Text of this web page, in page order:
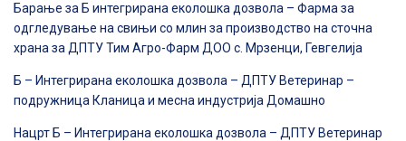
Барање за Б интегрирана еколошка дозвола – Фарма за
одгледување на свињи со млин за производство на сточна
храна за ДПТУ Тим Агро-Фарм ДОО с. Мрзенци, Гевгелија
Б – Интегрирана еколошка дозвола – ДПТУ Ветеринар –
подружница Кланица и месна индустрија Домашно
Нацрт Б – Интегрирана еколошка дозвола – ДПТУ Ветеринар